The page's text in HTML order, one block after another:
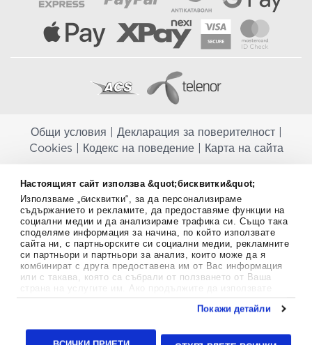
Настоящият сайт използва &quot;бисквитки&quot;
Използваме „бисквитки“, за да персонализираме
съдържанието и рекламите, да предоставяме функции на
социални медии и да анализираме трафика си. Също така
споделяме информация за начина, по който използвате
сайта ни, с партньорските си социални медии, рекламните
си партньори и партньори за анализ, които може да я
комбинират с друга предоставена им от Вас информация
или с такава, която са събрали от ползването от Ваша
страна на услугите им. Ако продължите да използвате
тук.
Покажи детайли
Общи условия Декларация за поверителност|
Cookies
Кодекс на поведение| Карта на сайта
заместват балансираната диета и не са предназначени за
профилактика, лечение или лечение на човешки заболявания.
Консултирайте се с Вашия лекар, ако сте бременна, кърмите,
приемате лекарства или имате някакви здравословни проблеми,
преди да използвате някаква хранителна добавка. Непрекъснато се
стремим да ви предоставяме точна и валидна информация. Ако
имате някакви въпроси или коментари относно тях, моля свържете
се с нас.
Aptekapromahon.com eBusinessTeam • Website by
24lc.gr